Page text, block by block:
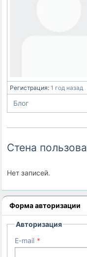
Регистрация: 1 год назад
Блог
Стена
Нет записей.
Форма авторизации
Авторизация
E-mail